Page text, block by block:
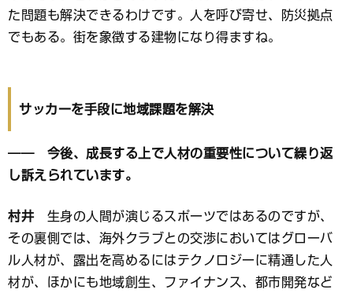
た問題も解決できるわけです。人を呼び寄せ、防災拠点
でもある。街を象徴する建物になり得ますね。
サッカーを手段に地域課題を解決
―― 今後、成長する上で人材の重要性について繰り返
し訴えられています。
村井生身の人間が演じるスポーツではあるのですが、
その裏側では、海外クラブとの交渉においてはグローバ
ル人材が、露出を高めるにはテクノロジーに精通した人
材が、ほかにも地域創生、ファイナンス、都市開発など